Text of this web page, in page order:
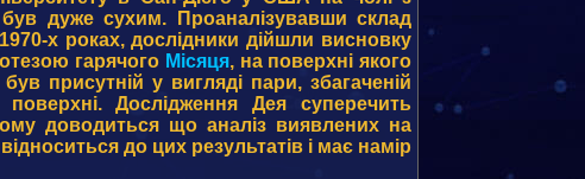
дуже сухим. Проаналізувавши склад
х роках, дослідники дійшли висновку
гарячого Місяця, на поверхні якого
присутній у вигляді пари, збагаченій
Дослідження Дея суперечить
доводиться що аналіз виявлених на
до цих результатів і має намір